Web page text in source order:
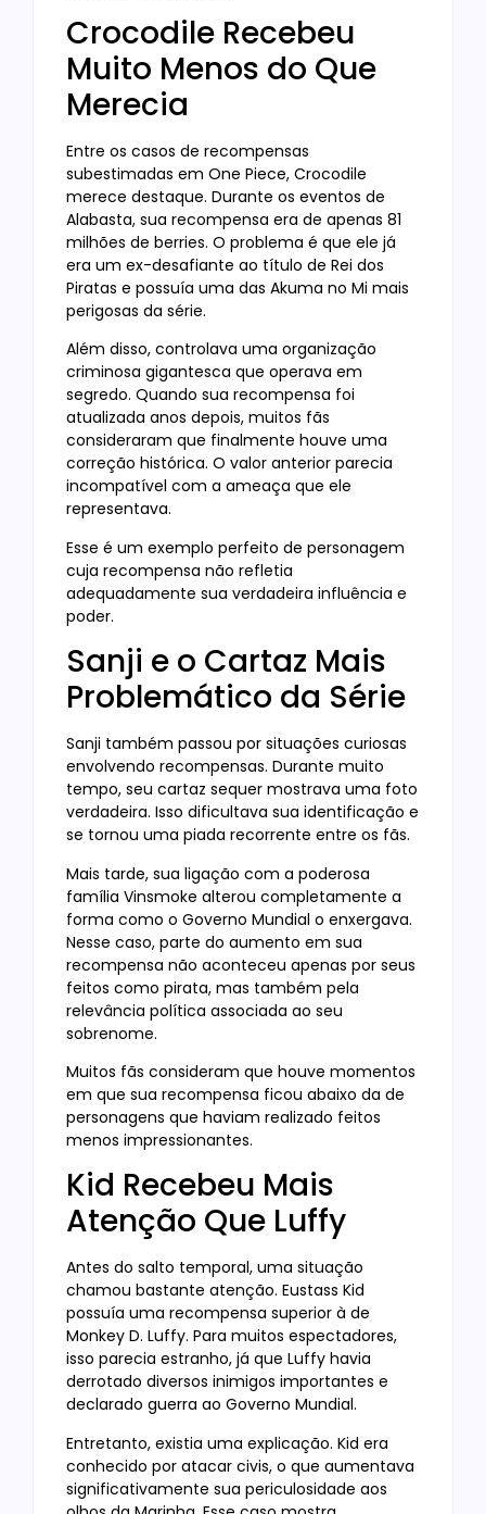
Crocodile Recebeu
Muito Menos do Que
Merecia
Entre os casos de recompensas
subestimadas em One Piece, Crocodile
merece destaque. Durante os eventos de
Alabasta, sua recompensa era de apenas 81
milhões de berries. O problema é que ele já
era um ex-desafiante ao título de Rei dos
Piratas e possuía uma das Akuma no Mi mais
perigosas da série.
Além disso, controlava uma organização
criminosa gigantesca que operava em
segredo. Quando sua recompensa foi
atualizada anos depois, muitos fãs
consideraram que finalmente houve uma
correção histórica. O valor anterior parecia
incompatível com a ameaça que ele
representava.
Esse é um exemplo perfeito de personagem
cuja recompensa não refletia
adequadamente sua verdadeira influência e
poder.
Sanji e o Cartaz Mais
Problemático da Série
Sanji também passou por situações curiosas
envolvendo recompensas. Durante muito
tempo, seu cartaz sequer mostrava uma foto
verdadeira. Isso dificultava sua identificação e
se tornou uma piada recorrente entre os fãs.
Mais tarde, sua ligação com a poderosa
família Vinsmoke alterou completamente a
forma como o Governo Mundial o enxergava.
Nesse caso, parte do aumento em sua
recompensa não aconteceu apenas por seus
feitos como pirata, mas também pela
relevância política associada ao seu
sobrenome.
Muitos fãs consideram que houve momentos
em que sua recompensa ficou abaixo da de
personagens que haviam realizado feitos
menos impressionantes.
Kid Recebeu Mais
Atenção Que Luffy
Antes do salto temporal, uma situação
chamou bastante atenção. Eustass Kid
possuía uma recompensa superior à de
Monkey D. Luffy. Para muitos espectadores,
isso parecia estranho, já que Luffy havia
derrotado diversos inimigos importantes e
declarado guerra ao Governo Mundial.
Entretanto, existia uma explicação. Kid era
conhecido por atacar civis, o que aumentava
significativamente sua periculosidade aos